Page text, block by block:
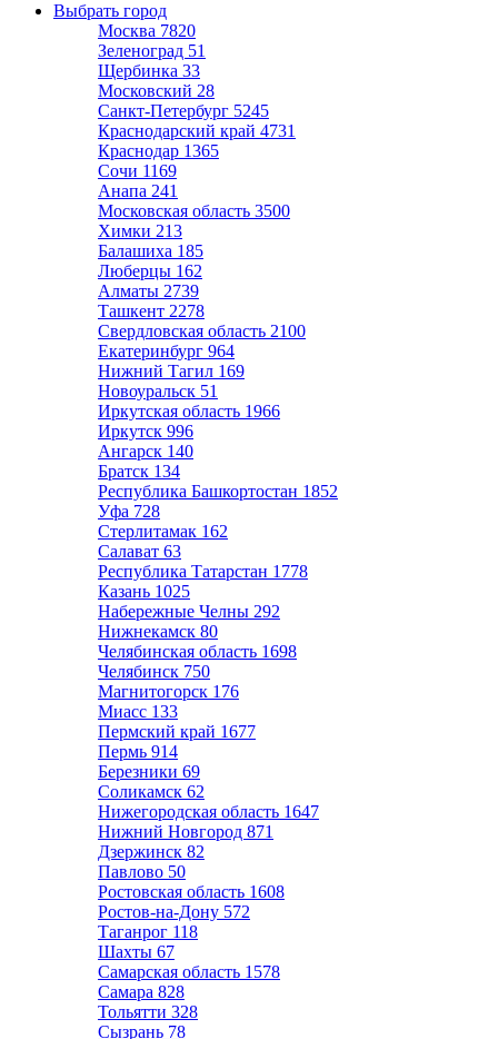
Выбрать город
Москва 7820
Зеленоград 51
Щербинка 33
Московский 28
Санкт-Петербург 5245
Краснодарский край 4731
Краснодар 1365
Сочи 1169
Анапа 241
Московская область 3500
Химки 213
Балашиха 185
Люберцы 162
Алматы 2739
Ташкент 2278
Свердловская область 2100
Екатеринбург 964
Нижний Тагил 169
Новоуральск 51
Иркутская область 1966
Иркутск 996
Ангарск 140
Братск 134
Республика Башкортостан 1852
Уфа 728
Стерлитамак 162
Салават 63
Республика Татарстан 1778
Казань 1025
Набережные Челны 292
Нижнекамск 80
Челябинская область 1698
Челябинск 750
Магнитогорск 176
Миасс 133
Пермский край 1677
Пермь 914
Березники 69
Соликамск 62
Нижегородская область 1647
Нижний Новгород 871
Дзержинск 82
Павлово 50
Ростовская область 1608
Ростов-на-Дону 572
Таганрог 118
Шахты 67
Самарская область 1578
Самара 828
Тольятти 328
Сызрань 78